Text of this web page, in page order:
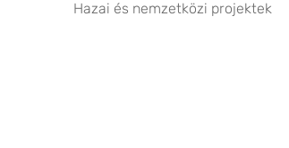
Hazai és nemzetközi projektek